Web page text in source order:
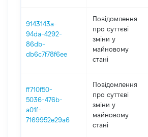
9143143a-
94da-4292-
86db-
db6c7f78f6ee
Повідомлення
про суттєві
зміни y
майновому
стані
ff710f50-
5036-476b-
a01f-
7169952e29a6
Повідомлення
про суттєві
зміни y
майновому
стані